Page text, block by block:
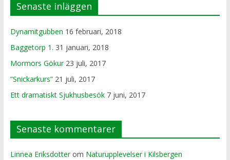
Senaste inläggen
Dynamitgubben 16 februari, 2018
Baggetorp 1. 31 januari, 2018
Mormors Gökur 23 juli, 2017
”Snickarkurs” 21 juli, 2017
Ett dramatiskt Sjukhusbesök 7 juni, 2017
Senaste kommentarer
Linnea Eriksdotterom Naturupplevelser i Kilsbergen